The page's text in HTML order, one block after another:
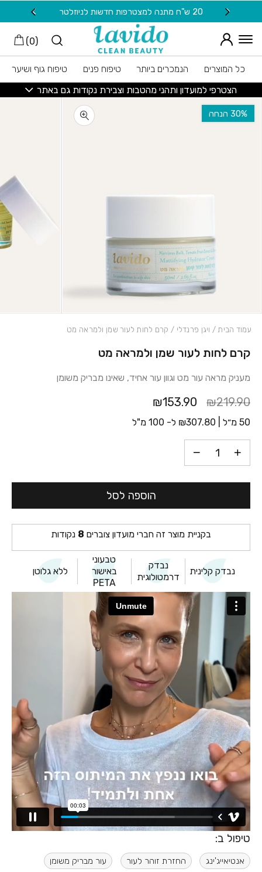
Skip to Content
20 ש"ח מתנה למצטרפות חדשות לניוזלטר
(
0
)
כל המוצרים הנמכרים ביותר טיפוח פנים
טיפוח גוף ושיער
הצטרפי למועדון ותהני מהטבות וצבירת נקודות גם באתר
קרם לחות לעור שמן ולמראה מט
מעניק מראה עור מט וגוון עור אחיד, שאינו מבריק משומן
₪219.90
₪153.90
50 מ״ל | ₪307.80 ל- 100 מ"ל
כמות קרם לחות לעור שמן ולמראה מט
הוספה לסל
בקניית מוצר זה חברי מועדון צוברים 8 נקודות
נבדק קלינית
נבדק
דרמטולוגית
טבעוני
באישור
PETA
ללא גלוטן
טיפול ב:
אנטיאייג'ינג החזרת זוהר לעור עור מבריק משומן
‫30% הנחה
עמוד הבית / ויגן פרנדלי / קרם לחות לעור שמן ולמראה מט
בחזרה למעלה